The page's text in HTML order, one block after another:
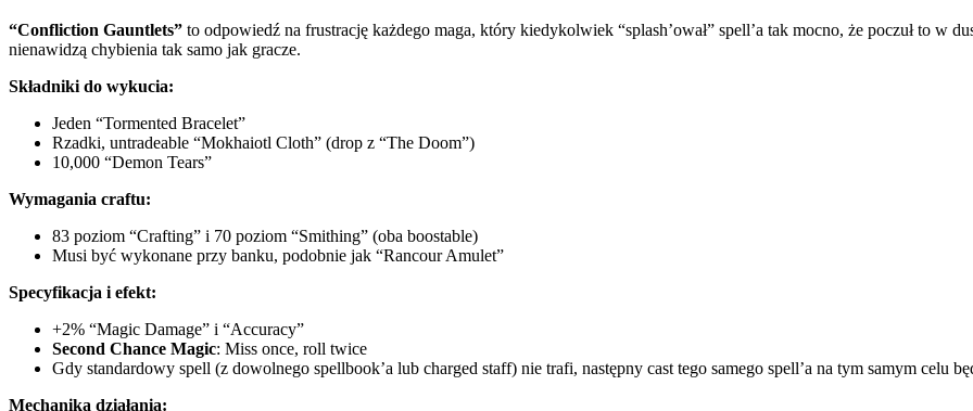
“Confliction Gauntlets” to odpowiedź na frustrację każdego maga, który kiedykolwiek “splash’ował” spell’a tak mocno, że poczuł to w
nienawidzą chybienia tak samo jak gracze.
Składniki do wykucia:
Jeden “Tormented Bracelet”
Rzadki, untradeable “Mokhaiotl Cloth” (drop z “The Doom”)
10,000 “Demon Tears”
Wymagania craftu:
83 poziom “Crafting” i 70 poziom “Smithing” (oba boostable)
Musi być wykonane przy banku, podobnie jak “Rancour Amulet”
Specyfikacja i efekt:
+2% “Magic Damage” i “Accuracy”
Second Chance Magic: Miss once, roll twice
Gdy standardowy spell (z dowolnego spellbook’a lub charged staff) nie trafi, następny cast tego samego spell’a na tym samym celu
Mechanika działania: